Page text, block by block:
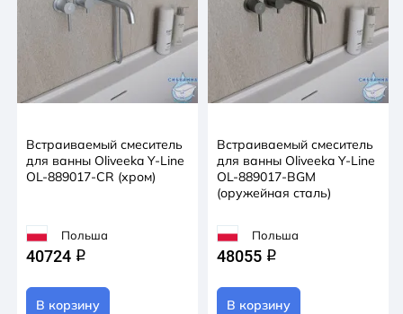
Встраиваемый смеситель
для ванны Oliveeka Y-Line
OL-889017-CR (хром)
Польша
40724 q
В корзину
Встраиваемый смеситель
для ванны Oliveeka Y-Line
OL-889017-BGM
(оружейная сталь)
Польша
48055 q
В корзину